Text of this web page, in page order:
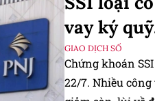
vay ký
GIAO DỊCH SỐ
Chứng khoán
22/7. Nhiều